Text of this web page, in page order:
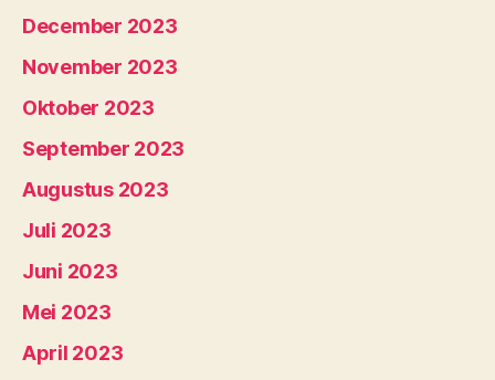
December 2023
November 2023
Oktober 2023
September 2023
Augustus 2023
Juli 2023
Juni 2023
Mei 2023
April 2023